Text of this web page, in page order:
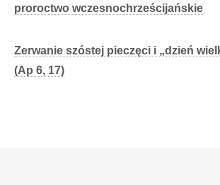
proroctwo wczesnochrześcijańskie
Zerwanie szóstej pieczęci i „dzień
(Ap 6, 17)